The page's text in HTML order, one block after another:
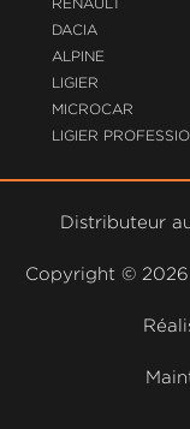
DACIA
ALPINE
LIGIER
MICROCAR
LIGIER
Distributeur
Copyright ©